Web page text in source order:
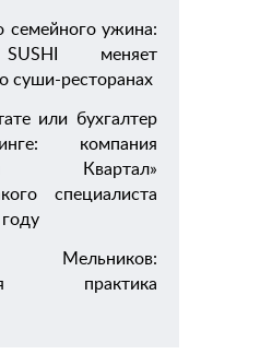
семейного ужина:
меняет
суши-ресторанах
или бухгалтер
компания
Квартал»
специалиста
практика